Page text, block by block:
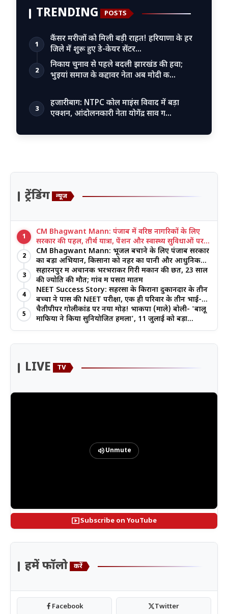
TRENDING POSTS
1
कैंसर मरीजों को मिली बड़ी राहत! हरियाणा के हर
जिले में शुरू हुए डे-केयर सेंटर…
2
निकाय चुनाव से पहले बदली झारखंड की हवा;
भुइयां समाज के कद्दावर नेता अब मोदी क…
3
हजारीबाग: NTPC कोल माइंस विवाद में बड़ा
एक्शन, आंदोलनकारी नेता योगेंद्र साव ग…
ट्रेंडिंग न्यूज
1
CM Bhagwant Mann: पंजाब में वरिष्ठ नागरिकों के लिए
सरकार की पहल, तीर्थ यात्रा, पेंशन और स्वास्थ्य सुविधाओं पर
जोर
2
CM Bhagwant Mann: भूजल बचाने के लिए पंजाब सरकार
का बड़ा अभियान, किसानों को नहर का पानी और आधुनिक
खेती का मिल रहा लाभ
3
सहारनपुर में अचानक भरभराकर गिरी मकान की छत, 23 साल
की ज्योति की मौत; गांव में पसरा मातम
4
NEET Success Story: सहरसा के किराना दुकानदार के तीन
बच्चों ने पास की NEET परीक्षा, एक ही परिवार के तीन भाई-
बहनों ने रचा इतिहास
5
चैतीपीपर गोलीकांड पर नया मोड़! भाकपा (माले) बोली- 'बालू
माफिया ने किया सुनियोजित हमला', 11 जुलाई को बड़ा
आंदोलन
LIVE TV
volume_upUnmute
smart_displaySubscribe on YouTube
हमें फॉलो करें
Facebook Twitter